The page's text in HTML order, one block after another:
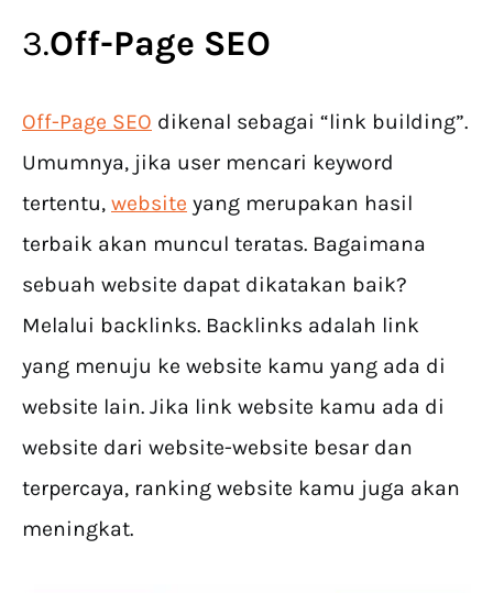
3.Off-Page SEO
Off-Page SEO dikenal sebagai “link building”.
Umumnya, jika user mencari keyword
tertentu, website yang merupakan hasil
terbaik akan muncul teratas. Bagaimana
sebuah website dapat dikatakan baik?
Melalui backlinks. Backlinks adalah link
yang menuju ke website kamu yang ada di
website lain. Jika link website kamu ada di
website dari website-website besar dan
terpercaya, ranking website kamu juga akan
meningkat.